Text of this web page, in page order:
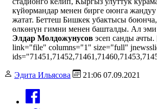
күйөрмандар менен бирге оюнга
жатат. Беттеш Бишкек убактысы боюнча,
өлкөнүн гимни менен башталды. Ал
Элдар Молдожунусов эсеп санды ачты.
link="file" columns="1" size="full"
Эдита Ильясова 21:06 07.09.2021